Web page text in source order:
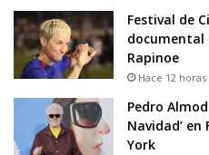
Festival de
Rapinoe
Hace 12 horas
Pedro
Navidad’ en
York